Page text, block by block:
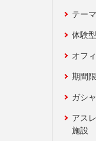
テー
体験
オフ
期間
ガシ
アス
施設